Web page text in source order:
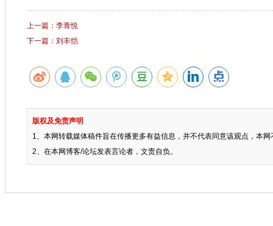
上一篇：李青悦
下一篇：刘丰恺
版权及免责声明
1、本网转载媒体稿件旨在传播更多有益信息，并不代表同意该观点，本
2、在本网博客/论坛发表言论者，文责自负。